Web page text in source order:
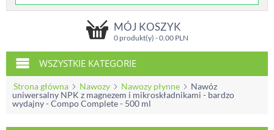
MÓJ KOSZYK
0 produkt(y) -0.00PLN
WSZYSTKIE KATEGORIE
Strona główna Nawozy Nawozy płynne
Nawóz
uniwersalny NPK z magnezem i mikroskładnikami - bardzo
wydajny - Compo Complete - 500 ml